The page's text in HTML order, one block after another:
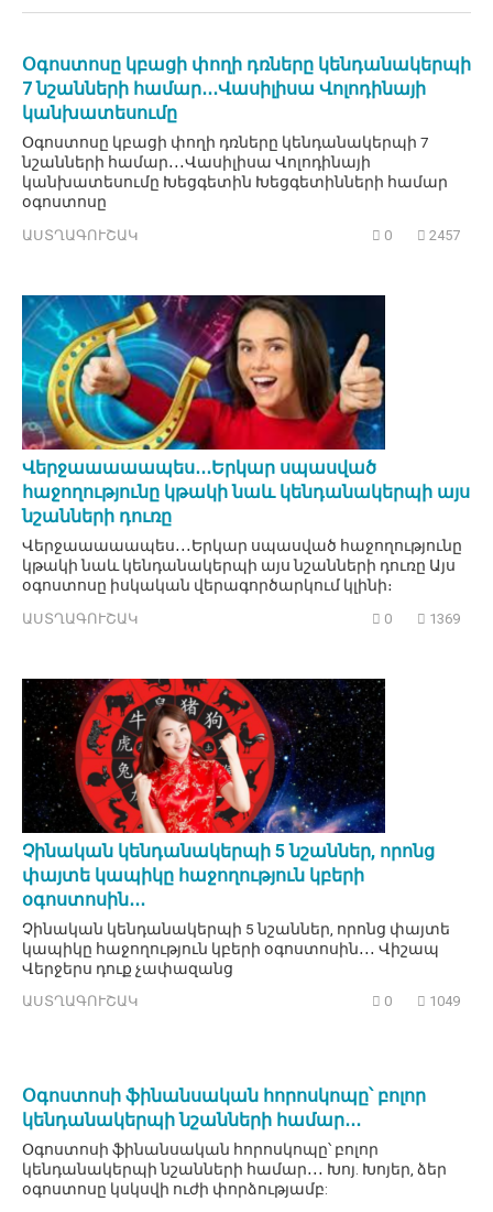
Օգոստոսը կբացի փողի դռները կենդանակերպի
7 նշանների համար․․․Վասիլիսա Վոլոդինայի
կանխատեսումը
Օգոստոսը կբացի փողի դռները կենդանակերպի 7
նշանների համար․․․Վասիլիսա Վոլոդինայի
կանխատեսումը Խեցգետին Խեցգետինների համար
օգոստոսը
ԱՍՏՂԱԳՈՒՇԱԿ 0 2457
Վերջաաաաապես․․․Երկար սպասված
հաջողությունը կթակի նաև կենդանակերպի այս
նշանների դուռը
Վերջաաաաապես․․․Երկար սպասված հաջողությունը
կթակի նաև կենդանակերպի այս նշանների դուռը Այս
օգոստոսը իսկական վերագործարկում կլինի։
ԱՍՏՂԱԳՈՒՇԱԿ 0 1369
Չինական կենդանակերպի 5 նշաններ, որոնց
փայտե կապիկը հաջողություն կբերի
օգոստոսին․․․
Չինական կենդանակերպի 5 նշաններ, որոնց փայտե
կապիկը հաջողություն կբերի օգոստոսին․․․ Վիշապ
Վերջերս դուք չափազանց
ԱՍՏՂԱԳՈՒՇԱԿ 0 1049
Օգոստոսի ֆինանսական հորոսկոպը՝ բոլոր
կենդանակերպի նշանների համար․․․
Օգոստոսի ֆինանսական հորոսկոպը՝ բոլոր
կենդանակերպի նշանների համար․․․ Խոյ. Խոյեր, ձեր
օգոստոսը կսկսվի ուժի փորձությամբ: